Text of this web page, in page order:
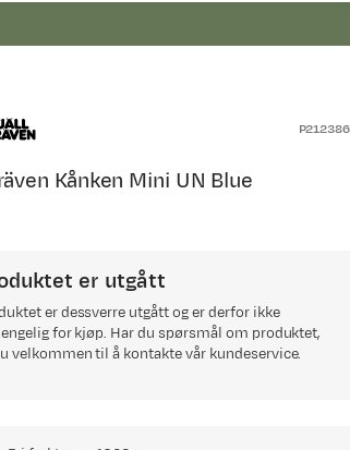
P212386
Kånken Mini UN Blue
er utgått
er dessverre utgått og er derfor ikke
for kjøp. Har du spørsmål om produktet,
velkommen til å kontakte vår kundeservice.